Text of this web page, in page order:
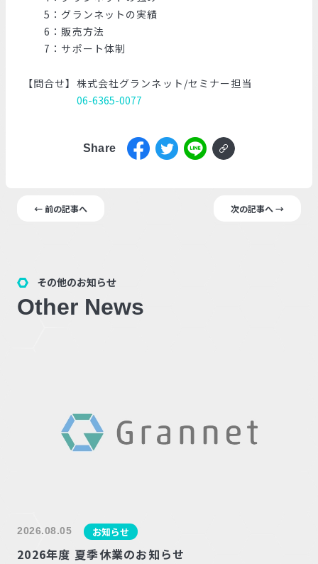
5：グランネットの実績
6：販売方法
7：サポート体制
【問合せ】株式会社グランネット/セミナー担当
06-6365-0077
Share
← 前の記事へ 次の記事へ →
その他のお知らせ
Other News
2026.08.05 お知らせ
2026年度 夏季休業のお知らせ